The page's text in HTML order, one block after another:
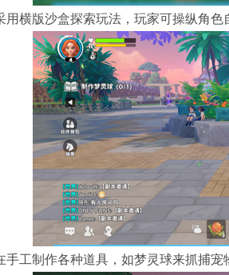
用横版沙盒探索玩法，玩家可操纵角色
手工制作各种道具，如梦灵球来抓捕宠